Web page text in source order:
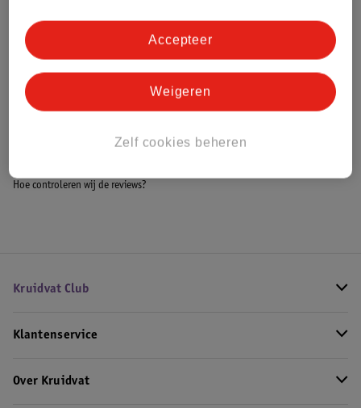
Bestel & Bezorginformatie
Bekijk ook
Alle Shampoo
Hoe controleren wij de reviews?
Kruidvat Club
Klantenservice
Over Kruidvat
Zelf cookies beheren
Weigeren
Accepteer